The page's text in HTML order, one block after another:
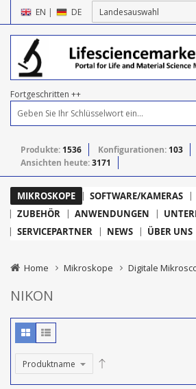
EN | DE
Fortgeschritten ++
Produkte: 1536 Konfigurationen: 103
Ansichten heute:3171
MIKROSKOPE SOFTWARE/KAMERAS
ZUBEHÖR
ANWENDUNGEN
SERVICEPARTNER
NEWS ÜBER UNS
Home Mikroskope Digitale
NIKON